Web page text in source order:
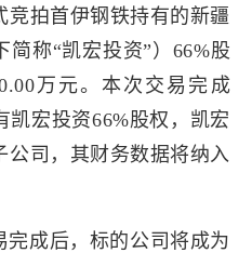
竞拍首伊钢铁持有的新疆
称“凯宏投资”）66%股
万元。本次交易完成
凯宏投资66%股权，凯宏
公司，其财务数据将纳入
完成后，标的公司将成为